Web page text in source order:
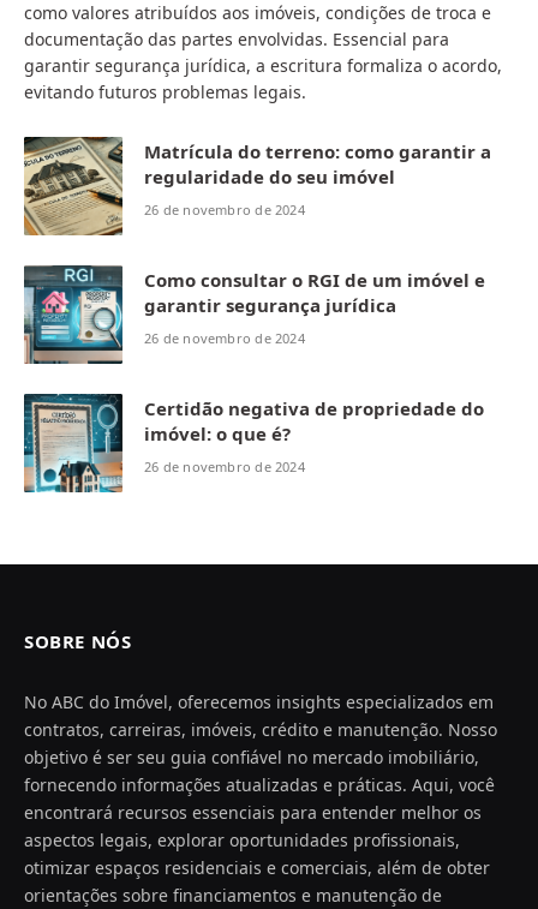
como valores atribuídos aos imóveis, condições de troca e
documentação das partes envolvidas. Essencial para
garantir segurança jurídica, a escritura formaliza o acordo,
evitando futuros problemas legais.
Matrícula do terreno: como garantir a
regularidade do seu imóvel
26 de novembro de 2024
Como consultar o RGI de um imóvel e
garantir segurança jurídica
26 de novembro de 2024
Certidão negativa de propriedade do
imóvel: o que é?
26 de novembro de 2024
SOBRE NÓS
No ABC do Imóvel, oferecemos insights especializados em
contratos, carreiras, imóveis, crédito e manutenção. Nosso
objetivo é ser seu guia confiável no mercado imobiliário,
fornecendo informações atualizadas e práticas. Aqui, você
encontrará recursos essenciais para entender melhor os
aspectos legais, explorar oportunidades profissionais,
otimizar espaços residenciais e comerciais, além de obter
orientações sobre financiamentos e manutenção de